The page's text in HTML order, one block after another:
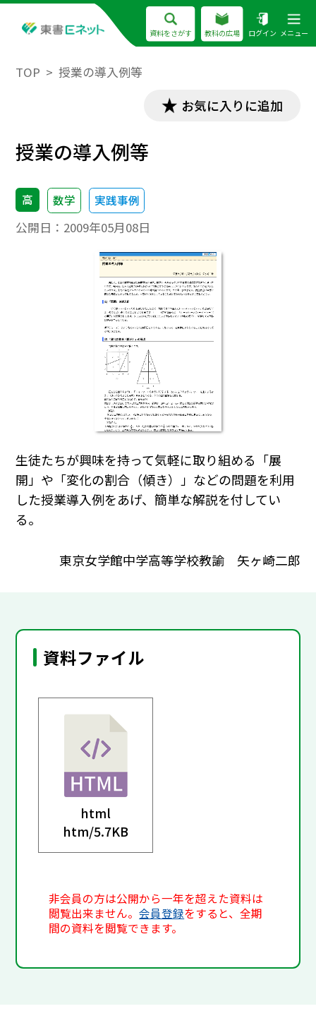
資料をさがす 教科の広場 ログイン メニュー
TOP 授業の導入例等
お気に入りに追加
授業の導入例等
高 数学 実践事例
公開日： 2009年05月08日
生徒たちが興味を持って気軽に取り組める「展
開」や「変化の割合（傾き）」などの問題を利用
した授業導入例をあげ、簡単な解説を付してい
る。
東京女学館中学高等学校教諭 矢ヶ崎二郎
資料ファイル
html
htm/5.7KB
非会員の方は公開から一年を超えた資料は
閲覧出来ません。会員登録をすると、全期
間の資料を閲覧できます。